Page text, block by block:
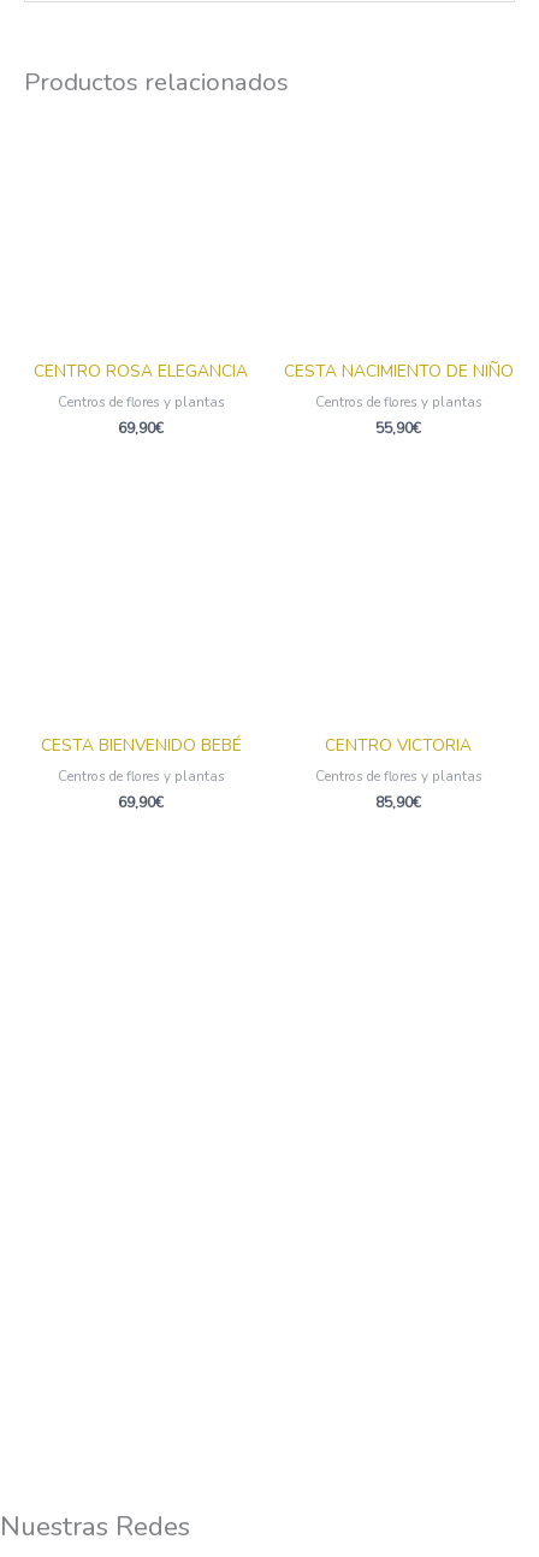
Productos relacionados
CENTRO ROSA ELEGANCIA
Centros de flores y plantas
69,90€
CESTA NACIMIENTO DE NIÑO
Centros de flores y plantas
55,90€
CESTA BIENVENIDO BEBÉ
Centros de flores y plantas
69,90€
CENTRO VICTORIA
Centros de flores y plantas
85,90€
Nuestras Redes